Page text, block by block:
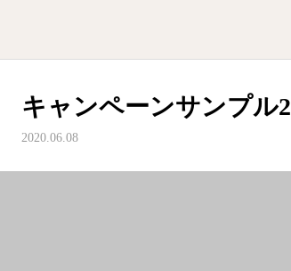
キャンペーンサンプル2
2020.06.08